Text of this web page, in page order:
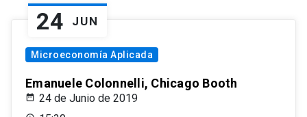
24 JUN
Microeconomía Aplicada
Emanuele Colonnelli, Chicago Booth
24 de Junio de 2019